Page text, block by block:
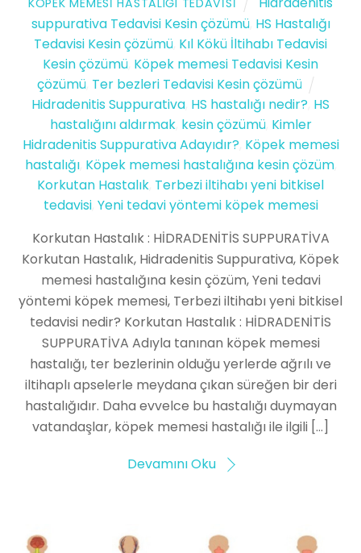
suppurativa Tedavisi Kesin çözümü, HS Hastalığı
Tedavisi Kesin çözümü Kıl Kökü İltihabı Tedavisi
Kesin çözümü Köpek memesi Tedavisi Kesin
çözümü, Ter bezleri Tedavisi Kesin çözümü
Hidradenitis Suppurativa HS hastalığı nedir? HS
hastalığını aldırmak, kesin çözümü, Kimler
Hidradenitis Suppurativa Adayıdır? Köpek memesi
hastalığı, Köpek memesi hastalığına kesin çözüm,
Korkutan Hastalık Terbezi iltihabı yeni bitkisel
tedavisi, Yeni tedavi yöntemi köpek memesi
Korkutan Hastalık : HİDRADENİTİS SUPPURATİVA
Korkutan Hastalık, Hidradenitis Suppurativa, Köpek
memesi hastalığına kesin çözüm, Yeni tedavi
yöntemi köpek memesi, Terbezi iltihabı yeni bitkisel
tedavisi nedir? Korkutan Hastalık : HİDRADENİTİS
SUPPURATİVA Adıyla tanınan köpek memesi
hastalığı, ter bezlerinin olduğu yerlerde ağrılı ve
iltihaplı apselerle meydana çıkan süreğen bir deri
hastalığıdır. Daha evvelce bu hastalığı duymayan
vatandaşlar, köpek memesi hastalığı ile ilgili […]
Devamını Oku